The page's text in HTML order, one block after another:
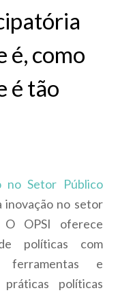
é, como
é tão
no Setor Público
inovação no setor
OOPSI oferece
políticas com
ferramentas e
políticas